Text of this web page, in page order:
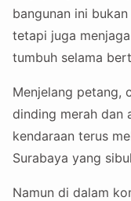
bangunan ini
tetapi juga
tumbuh selama
Menjelang petang,
dinding merah dan
kendaraan terus
Surabaya yang
Namun di dalam